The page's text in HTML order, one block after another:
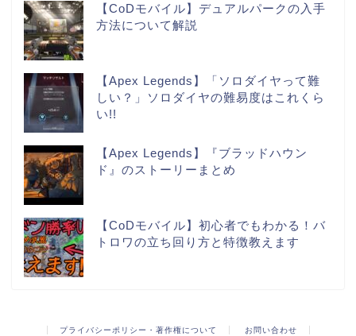
【CoDモバイル】デュアルパークの入手
方法について解説
【Apex Legends】「ソロダイヤって難
しい？」ソロダイヤの難易度はこれくら
い!!
【Apex Legends】『ブラッドハウン
ド』のストーリーまとめ
【CoDモバイル】初心者でもわかる！バ
トロワの立ち回り方と特徴教えます
プライバシーポリシー・著作権について お問い合わせ